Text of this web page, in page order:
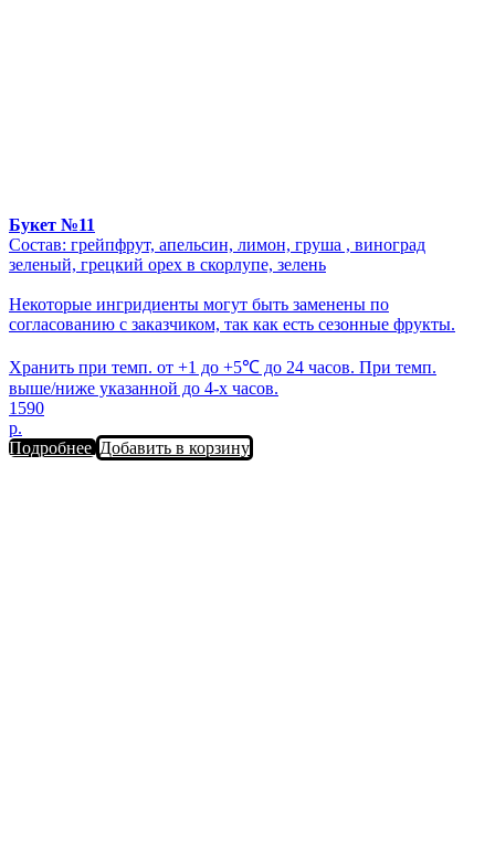
Букет №11
Состав: грейпфрут, апельсин, лимон, груша , виноград
зеленый, грецкий орех в скорлупе, зелень
Некоторые ингридиенты могут быть заменены по
согласованию с заказчиком, так как есть сезонные фрукты.
Хранить при темп. от +1 до +5℃ до 24 часов. При темп.
выше/ниже указанной до 4-х часов.
1590
р.
Подробнее Добавить в корзину